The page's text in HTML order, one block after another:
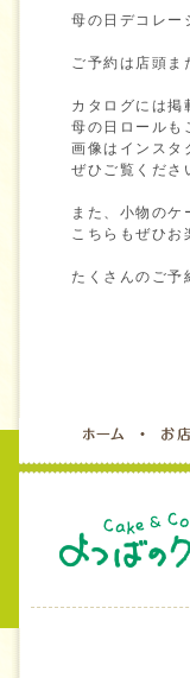
母の日デコレー
ご予約は店頭ま
カタログには掲
母の日ロールも
画像はインスタ
ぜひご覧くださ
また、小物のケ
こちらもぜひお
たくさんのご